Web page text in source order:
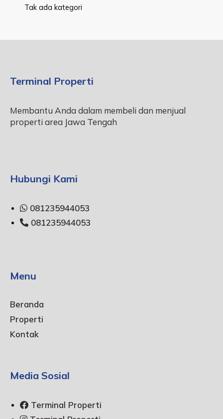
Tak ada kategori
Terminal Properti
Membantu Anda dalam membeli dan menjual
properti area Jawa Tengah
Hubungi Kami
081235944053
081235944053
Menu
Beranda
Properti
Kontak
Media Sosial
Terminal Properti